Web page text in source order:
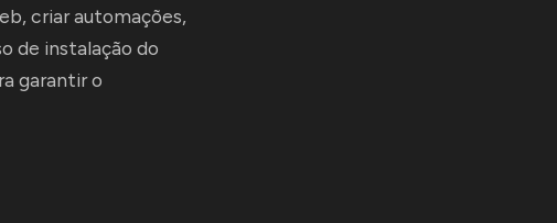
criar automações,
de instalação do
garantir o